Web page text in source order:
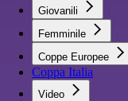
Giovanili
Femminile
Coppe Europee
Coppa Italia
Video